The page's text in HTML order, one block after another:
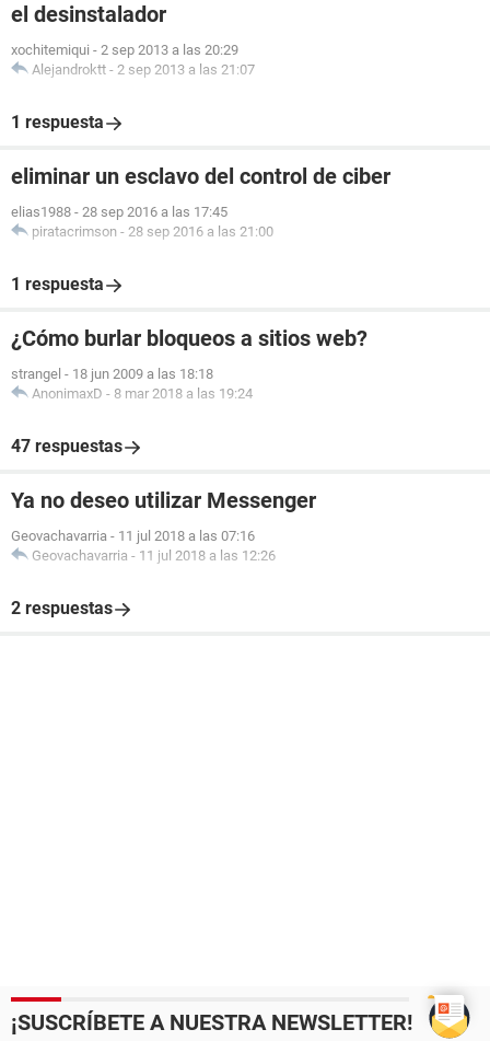
el desinstalador
xochitemiqui - 2 sep 2013 a las 20:29
Alejandroktt - 2 sep 2013 a las 21:07
1 respuesta
eliminar un esclavo del control de ciber
elias1988 - 28 sep 2016 a las 17:45
piratacrimson - 28 sep 2016 a las 21:00
1 respuesta
¿Cómo burlar bloqueos a sitios web?
strangel - 18 jun 2009 a las 18:18
AnonimaxD - 8 mar 2018 a las 19:24
47 respuestas
Ya no deseo utilizar Messenger
Geovachavarria - 11 jul 2018 a las 07:16
Geovachavarria - 11 jul 2018 a las 12:26
2 respuestas
¡SUSCRÍBETE A NUESTRA NEWSLETTER!